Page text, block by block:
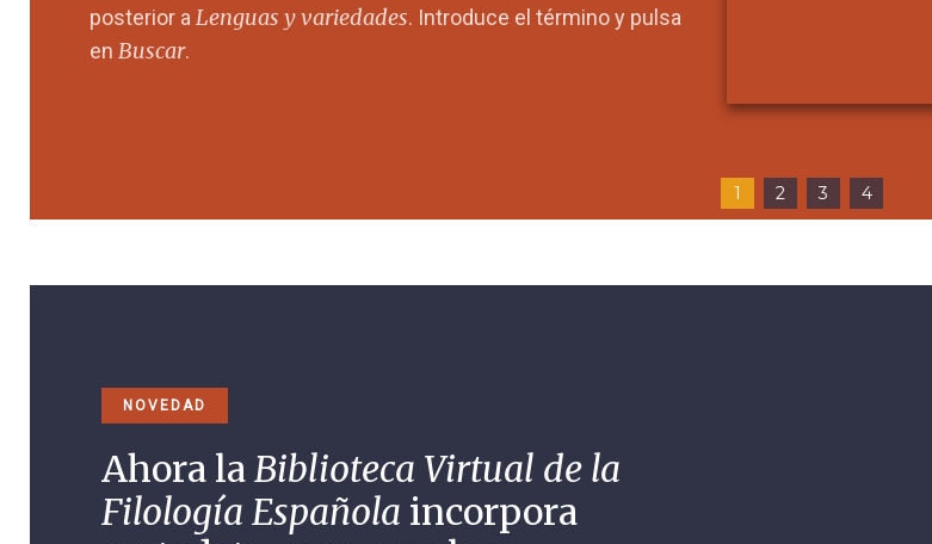
posterior aLenguas y variedades. Introduce el término y pulsa
en Buscar.
1 2 3 4
NOVEDAD
Ahora laBiblioteca Virtual de la
Filología Española incorpora